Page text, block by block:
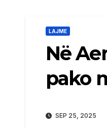
LAJME
Në
pako
SEP 25, 2025